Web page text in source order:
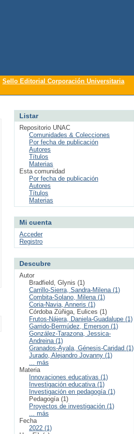
Sello Editorial Corporación Universitaria
Listar
Repositorio UNAC
Comunidades & Colecciones
Por fecha de publicación
Autores
Títulos
Materias
Esta comunidad
Por fecha de publicación
Autores
Títulos
Materias
Mi cuenta
Acceder
Registro
Descubre
Autor
Bradfield, Glynis (1)
Carrillo-Sierra, Sandra-Milena (1)
Combita-Solano, Milena (1)
Coria-Navia, Anneris (1)
Córdoba Zúñiga, Eulices (1)
Frutos-Nájera, Daniela-Guadalupe (1)
Garrido-Bermúdez, Emerson (1)
González-Tarazona, Jessica-
Andreina (1)
Granados-Ayala, Génesis-Caridad (1)
Jurado, Alejandro Jovanny (1)
... más
Materia
Innovaciones educativas (1)
Investigación educativa (1)
Investigación en pedagogía (1)
Pedagogía (1)
Proyectos de investigación (1)
... más
Fecha
2022 (1)